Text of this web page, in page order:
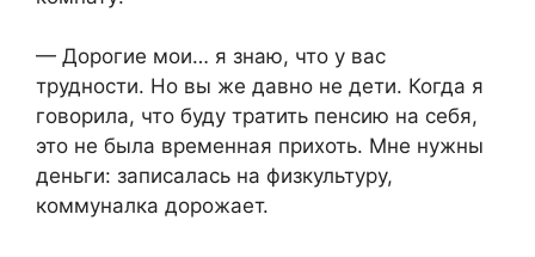
— Дорогие мои… я знаю, что у вас
трудности. Но вы же давно не дети. Когда я
говорила, что буду тратить пенсию на себя,
это не была временная прихоть. Мне нужны
деньги: записалась на физкультуру,
коммуналка дорожает.